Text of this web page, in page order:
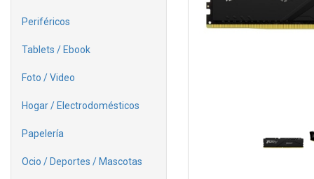
Periféricos
Tablets / Ebook
Foto / Video
Hogar / Electrodomésticos
Papelería
Ocio / Deportes / Mascotas